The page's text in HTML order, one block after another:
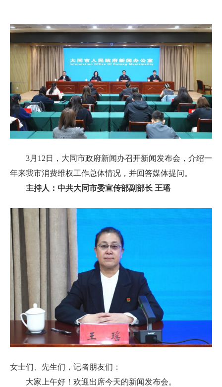
3月12日，大同市政府新闻办召开新闻发布会，介绍一
年来我市消费维权工作总体情况，并回答媒体提问。
主持人：中共大同市委宣传部副部长 王瑶
女士们、先生们，记者朋友们：
大家上午好！欢迎出席今天的新闻发布会。